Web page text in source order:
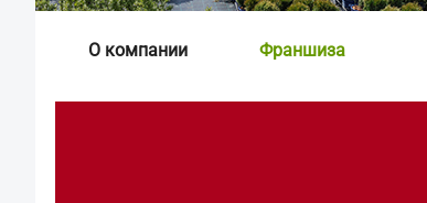
О компании Франшиза